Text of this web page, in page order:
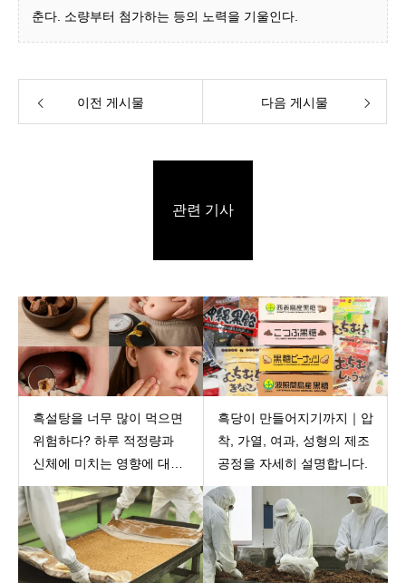
춘다. 소량부터 첨가하는 등의 노력을 기울인다.
이전 게시물 다음 게시물
관련 기사
흑설탕을 너무 많이 먹으면
위험하다? 하루 적정량과
신체에 미치는 영향에 대해
자세히 소개합니다.
흑당이 만들어지기까지｜압
착, 가열, 여과, 성형의 제조
공정을 자세히 설명합니다.